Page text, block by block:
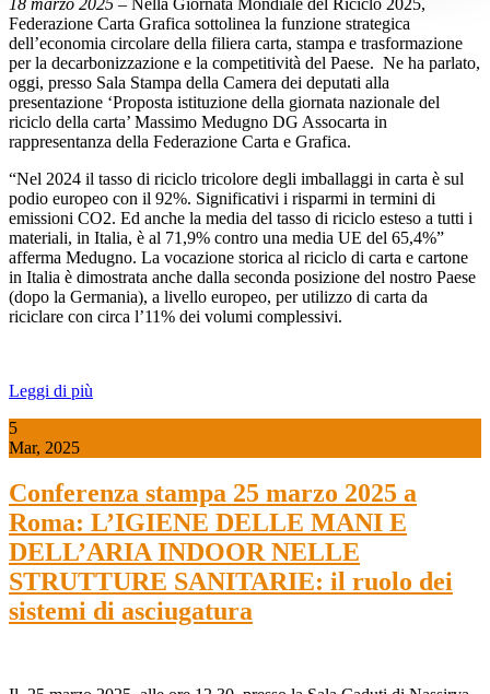
Federazione Carta Grafica sottolinea la funzione strategica
dell’economia circolare della filiera carta, stampa e trasformazione
per la decarbonizzazione e la competitività del Paese. Ne ha parlato,
oggi, presso Sala Stampa della Camera dei deputati alla
presentazione ‘Proposta istituzione della giornata nazionale del
riciclo della carta’ Massimo Medugno DG Assocarta in
rappresentanza della Federazione Carta e Grafica.
“Nel 2024 il tasso di riciclo tricolore degli imballaggi in carta è sul
podio europeo con il 92%. Significativi i risparmi in termini di
emissioni CO2. Ed anche la media del tasso di riciclo esteso a tutti i
materiali, in Italia, è al 71,9% contro una media UE del 65,4%”
afferma Medugno. La vocazione storica al riciclo di carta e cartone
in Italia è dimostrata anche dalla seconda posizione del nostro Paese
(dopo la Germania), a livello europeo, per utilizzo di carta da
riciclare con circa l’11% dei volumi complessivi.
Leggi di più
5
Mar, 2025
Conferenza stampa 25 marzo 2025 a
Roma: L’IGIENE DELLE MANI E
DELL’ARIA INDOOR NELLE
STRUTTURE SANITARIE: il ruolo dei
sistemi di asciugatura